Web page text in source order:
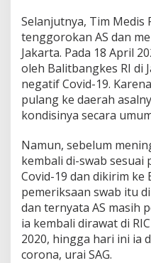
Selanjutnya, Tim Medis
tenggorokan AS dan
Jakarta. Pada 18 April
oleh Balitbangkes RI di
negatif Covid-19.
pulang ke daerah
kondisinya secara
Namun, sebelum
kembali di-swab sesuai
Covid-19 dan dikirim ke
pemeriksaan swab itu
dan ternyata AS masih
ia kembali dirawat di
2020, hingga hari ini ia
corona, urai SAG.